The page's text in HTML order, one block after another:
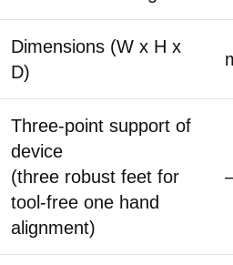
Dimensions (W x H x
D)
Three-point support of
device
(three robust feet for
tool-free one hand
alignment)